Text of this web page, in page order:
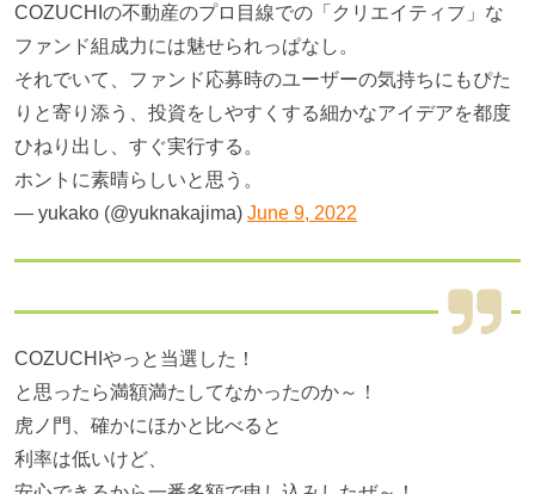
COZUCHIの不動産のプロ目線での「クリエイティブ」な
ファンド組成力には魅せられっぱなし。
それでいて、ファンド応募時のユーザーの気持ちにもぴた
りと寄り添う、投資をしやすくする細かなアイデアを都度
ひねり出し、すぐ実行する。
ホントに素晴らしいと思う。
— yukako (@yuknakajima) June 9, 2022
COZUCHIやっと当選した！
と思ったら満額満たしてなかったのか～！
虎ノ門、確かにほかと比べると
利率は低いけど、